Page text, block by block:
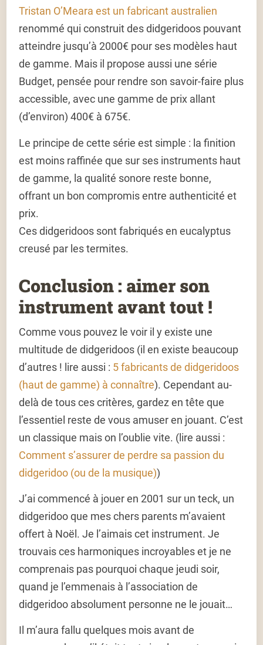
Tristan O’Meara est un fabricant australien
renommé qui construit des didgeridoos pouvant
atteindre jusqu’à 2000€ pour ses modèles haut
de gamme. Mais il propose aussi une série
Budget, pensée pour rendre son savoir-faire plus
accessible, avec une gamme de prix allant
(d’environ) 400€ à 675€.
Le principe de cette série est simple : la finition
est moins raffinée que sur ses instruments haut
de gamme, la qualité sonore reste bonne,
offrant un bon compromis entre authenticité et
prix.
Ces didgeridoos sont fabriqués eneucalyptus
creusé par les termites.
Conclusion : aimer son
instrument avant tout !
Comme vous pouvez le voir il y existe une
multitude de didgeridoos (il en existe beaucoup
d’autres ! lire aussi : 5 fabricants de didgeridoos
(haut de gamme) à connaître). Cependant au-
delà de tous ces critères, gardez en tête que
l’essentiel reste de vous amuser en jouant. C’est
un classique mais on l’oublie vite. (lire aussi :
Comment s’assurer de perdre sa passion du
didgeridoo (ou de la musique))
J’ai commencé à jouer en 2001 sur un teck, un
didgeridoo que mes chers parents m’avaient
offert à Noël. Je l’aimais cet instrument. Je
trouvais ces harmoniques incroyables et je ne
comprenais pas pourquoi chaque jeudi soir,
quand je l’emmenais à l’association de
didgeridoo absolument personne ne le jouait…
Il m’aura fallu quelques mois avant de